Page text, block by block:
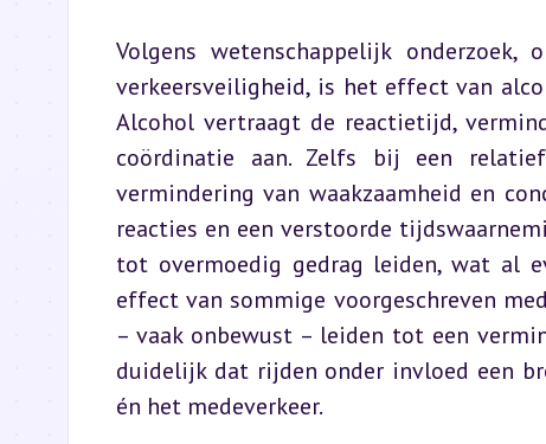
Volgens wetenschappelijk
verkeersveiligheid, is het effect van
Alcohol vertraagt de reactietijd,
coördinatie aan. Zelfs bij een
vermindering van waakzaamheid en
reacties en een verstoorde
tot overmoedig gedrag leiden, wat al
effect van sommige voorgeschreven
– vaak onbewust – leiden tot een
duidelijk dat rijden onder invloed een
én het medeverkeer.